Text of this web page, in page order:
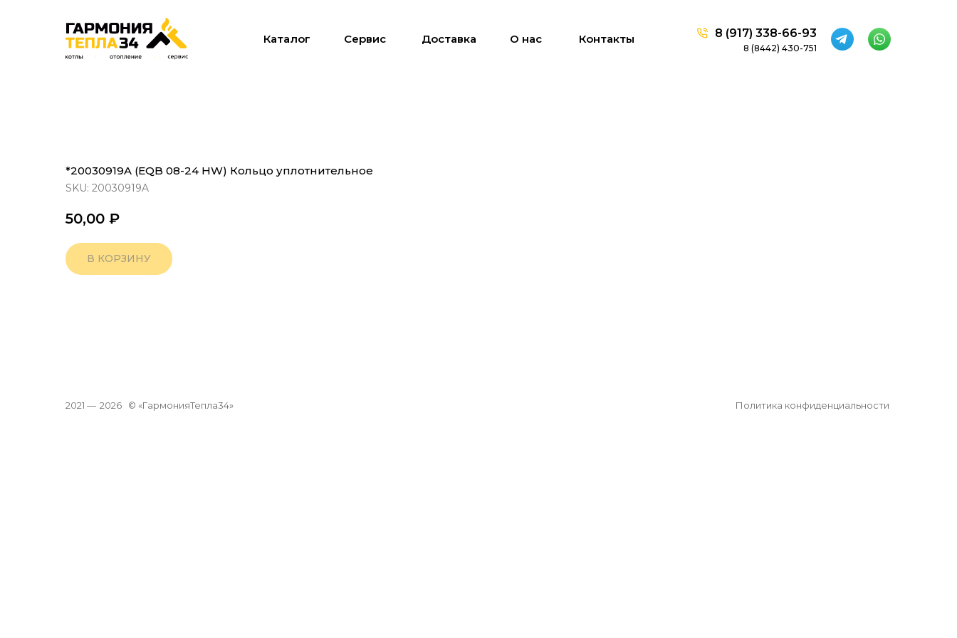
8 (8442) 430-751
8 (917) 338-66-93
Сервис Доставка О нас Контакты
Каталог
*20030919A (EQB 08-24 HW) Кольцо уплотнительное
SKU: 20030919A
50,00 ₽
В КОРЗИНУ
Политика конфиденциальности
© «ГармонияТепла34»
2026
2021 —